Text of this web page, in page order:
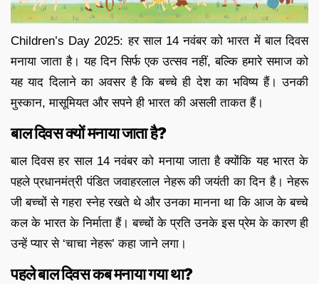
Children’s Day 2025: हर साल 14 नवंबर को भारत में बाल दिवस
मनाया जाता है। यह दिन सिर्फ एक उत्सव नहीं, बल्कि हमारे समाज को
यह याद दिलाने का अवसर है कि बच्चे ही देश का भविष्य हैं। उनकी
मुस्कान, मासूमियत और सपने ही भारत की असली ताकत हैं।
बाल दिवस क्यों मनाया जाता है?
बाल दिवस हर साल 14 नवंबर को मनाया जाता है क्योंकि यह भारत के
पहले प्रधानमंत्री पंडित जवाहरलाल नेहरू की जयंती का दिन है। नेहरू
जी बच्चों से गहरा स्नेह रखते थे और उनका मानना था कि आज के बच्चे
कल के भारत के निर्माता हैं। बच्चों के प्रति उनके इस प्रेम के कारण ही
उन्हें प्यार से ‘चाचा नेहरू’ कहा जाने लगा।
पहले बाल दिवस कब मनाया गया था?